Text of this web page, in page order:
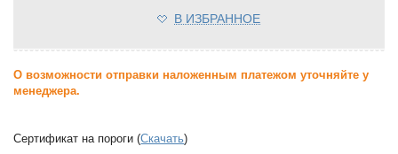
В ИЗБРАННОЕ
О возможности отправки наложенным платежом уточняйте у
менеджера.
Сертификат на пороги (Скачать)